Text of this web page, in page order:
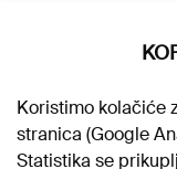
Koristimo kolačiće
stranica (Google
Statistika se